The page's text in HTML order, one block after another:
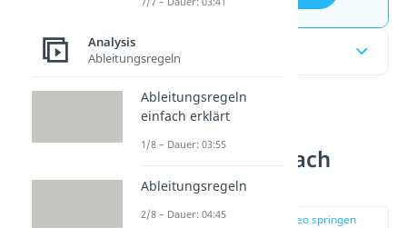
Inhaltsübersicht
Wendepunkt
berechnen einfach
erklärt
zur Stelle im Video springen
Analysis
Ableitungsregeln
Ableitungsregeln
einfach erklärt
1/8 – Dauer: 03:55
Ableitungsregeln
2/8 – Dauer: 04:45